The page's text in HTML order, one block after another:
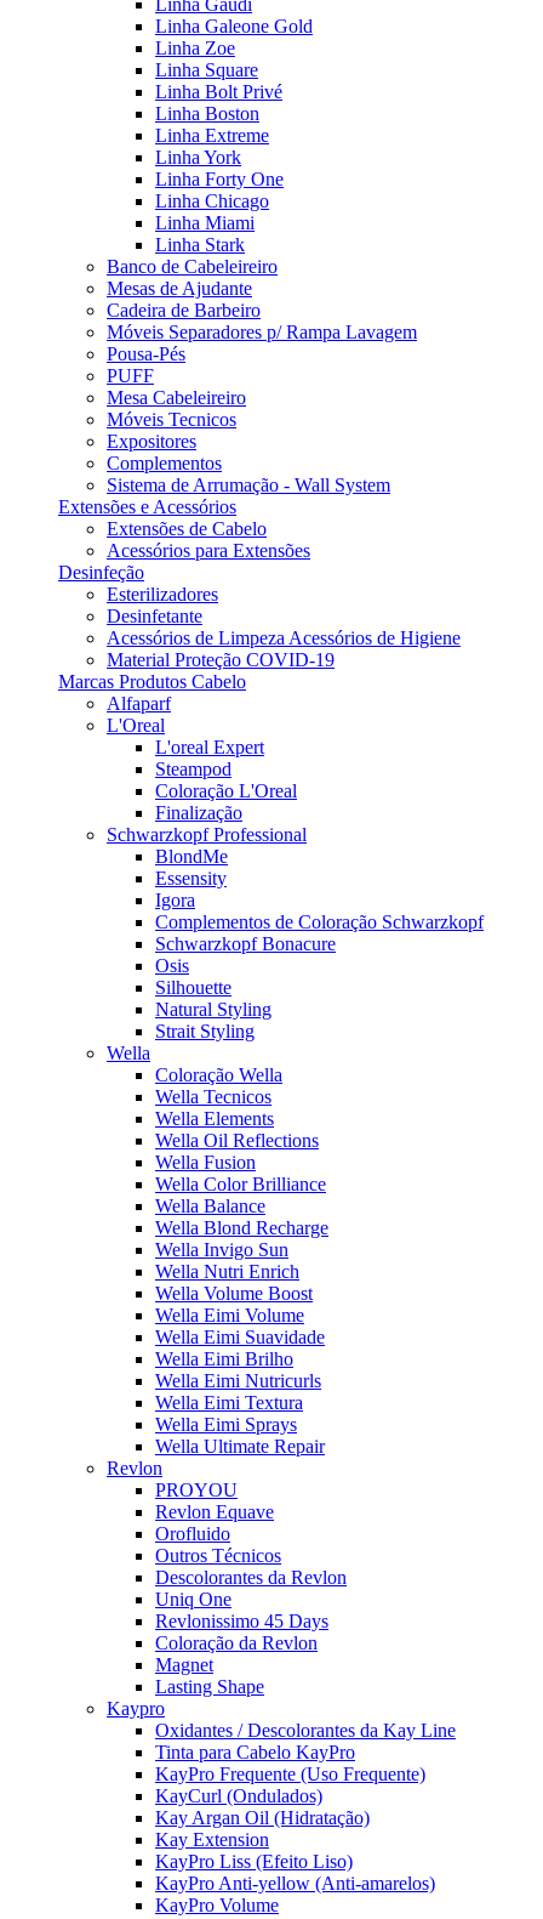
Linha Gaudi
Linha Galeone Gold
Linha Zoe
Linha Square
Linha Bolt Privé
Linha Boston
Linha Extreme
Linha York
Linha Forty One
Linha Chicago
Linha Miami
Linha Stark
Banco de Cabeleireiro
Mesas de Ajudante
Cadeira de Barbeiro
Móveis Separadores p/ Rampa Lavagem
Pousa-Pés
PUFF
Mesa Cabeleireiro
Móveis Tecnicos
Expositores
Complementos
Sistema de Arrumação - Wall System
Extensões e Acessórios
Extensões de Cabelo
Acessórios para Extensões
Desinfeção
Esterilizadores
Desinfetante
Acessórios de Limpeza Acessórios de Higiene
Material Proteção COVID-19
Marcas Produtos Cabelo
Alfaparf
L'Oreal
L'oreal Expert
Steampod
Coloração L'Oreal
Finalização
Schwarzkopf Professional
BlondMe
Essensity
Igora
Complementos de Coloração Schwarzkopf
Schwarzkopf Bonacure
Osis
Silhouette
Natural Styling
Strait Styling
Wella
Coloração Wella
Wella Tecnicos
Wella Elements
Wella Oil Reflections
Wella Fusion
Wella Color Brilliance
Wella Balance
Wella Blond Recharge
Wella Invigo Sun
Wella Nutri Enrich
Wella Volume Boost
Wella Eimi Volume
Wella Eimi Suavidade
Wella Eimi Brilho
Wella Eimi Nutricurls
Wella Eimi Textura
Wella Eimi Sprays
Wella Ultimate Repair
Revlon
PROYOU
Revlon Equave
Orofluido
Outros Técnicos
Descolorantes da Revlon
Uniq One
Revlonissimo 45 Days
Coloração da Revlon
Magnet
Lasting Shape
Kaypro
Oxidantes / Descolorantes da Kay Line
Tinta para Cabelo KayPro
KayPro Frequente (Uso Frequente)
KayCurl (Ondulados)
Kay Argan Oil (Hidratação)
Kay Extension
KayPro Liss (Efeito Liso)
KayPro Anti-yellow (Anti-amarelos)
KayPro Volume